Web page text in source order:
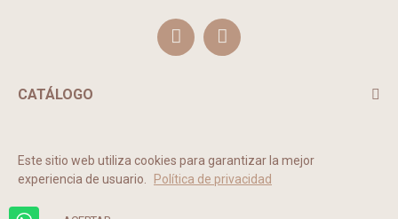
CATÁLOGO
Este sitio web utiliza cookies para garantizar la mejor
experiencia de usuario.
Política de privacidad